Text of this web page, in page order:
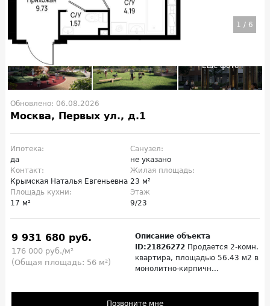
1 / 6
Обновлено: 06.08.2026
Москва, Первых ул., д.1
Ипотека:
да
Санузел:
не указано
Контакт:
Крымская Наталья Евгеньевна
Жилая площадь:
23 м²
Площадь кухни:
17 м²
Этаж
9/23
9 931 680 руб.
176 000 руб./м²
(Общая площадь: 56 м²)
Описание объекта
ID:21826272 Продается 2-комн.
квартира, площадью 56.43 м2 в
монолитно-кирпичн...
Позвоните мне